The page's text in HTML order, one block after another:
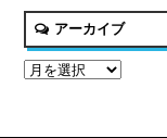
アーカイブ